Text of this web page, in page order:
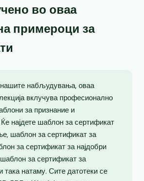
во оваа
примероци за
набљудувања, оваа
вклучува професионално
за признание и
најдете шаблон за сертификат
шаблон за сертификат за
за сертификат за најдобри
за сертификат за
така натаму. Сите датотеки се